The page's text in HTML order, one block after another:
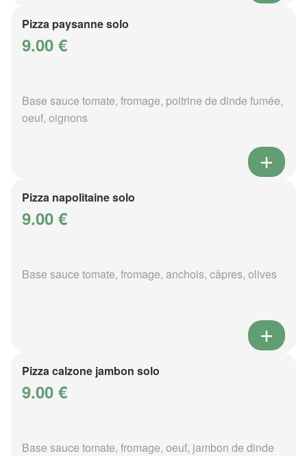
Pizza paysanne solo
9.00 €
Base sauce tomate, fromage, poitrine de dinde fumée,
oeuf, oignons
Pizza napolitaine solo
9.00 €
Base sauce tomate, fromage, anchois, câpres, olives
Pizza calzone jambon solo
9.00 €
Base sauce tomate, fromage, oeuf, jambon de dinde